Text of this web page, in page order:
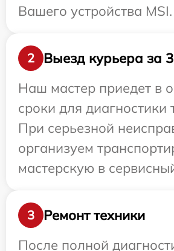
Вашего устройства MSI.
2
Выезд курьера за
Наш мастер приедет в
сроки для диагностики
При серьезной
организуем
мастерскую в
3
Ремонт техники
После полной